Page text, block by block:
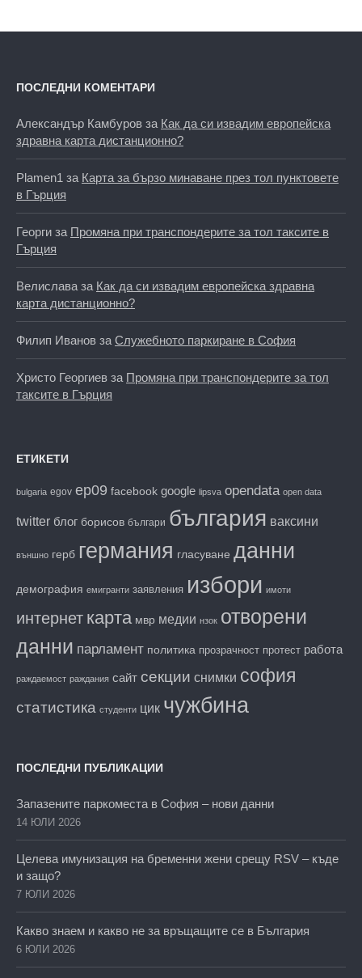
ПОСЛЕДНИ КОМЕНТАРИ
Александър Камбуров за Как да си извадим европейска
здравна карта дистанционно?
Plamen1 за Карта за бързо минаване през тол пунктовете
в Гърция
Георги за Промяна при транспондерите за тол таксите в
Гърция
Велислава за Как да си извадим европейска здравна
карта дистанционно?
Филип Иванов за Служебното паркиране в София
Христо Георгиев за Промяна при транспондерите за тол
таксите в Гърция
ЕТИКЕТИ
bulgaria egov ep09 facebook google lipsva opendata open data
twitter блог борисов българи българия ваксини
външно герб германия гласуване данни
демография емигранти заявления избори имоти
интернет карта мвр медии нзок отворени
данни парламент политика прозрачност протест работа
раждаемост раждания сайт секции снимки софия
статистика студенти цик чужбина
ПОСЛЕДНИ ПУБЛИКАЦИИ
Запазените паркоместа в София – нови данни
14 ЮЛИ 2026
Целева имунизация на бременни жени срещу RSV – къде
и защо?
7 ЮЛИ 2026
Какво знаем и какво не за връщащите се в България
6 ЮЛИ 2026